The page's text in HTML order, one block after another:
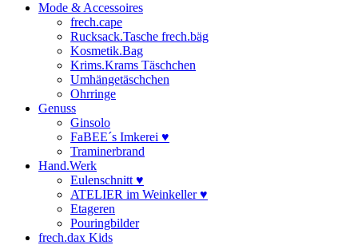
Mode & Accessoires
frech.cape
Rucksack.Tasche frech.bäg
Kosmetik.Bag
Krims.Krams Täschchen
Umhängetäschchen
Ohrringe
Genuss
Ginsolo
FaBEE´s Imkerei ♥
Traminerbrand
Hand.Werk
Eulenschnitt ♥
ATELIER im Weinkeller ♥
Etageren
Pouringbilder
frech.dax Kids